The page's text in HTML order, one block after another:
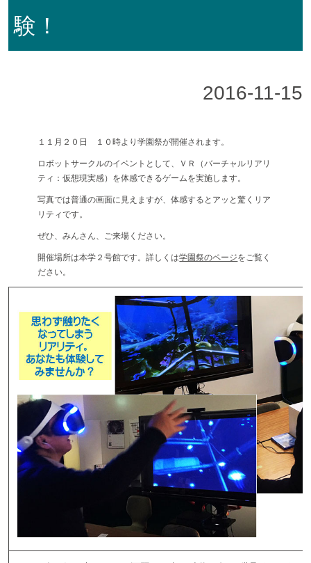
験！
2016-11-15
１１月２０日 １０時より学園祭が開催されます。
ロボットサークルのイベントとして、ＶＲ（バーチャルリアリ
ティ：仮想現実感）を体感できるゲームを実施します。
写真では普通の画面に見えますが、体感するとアッと驚くリア
リティです。
ぜひ、みんさん、ご来場ください。
開催場所は本学２号館です。詳しくは学園祭のページをご覧く
ださい。